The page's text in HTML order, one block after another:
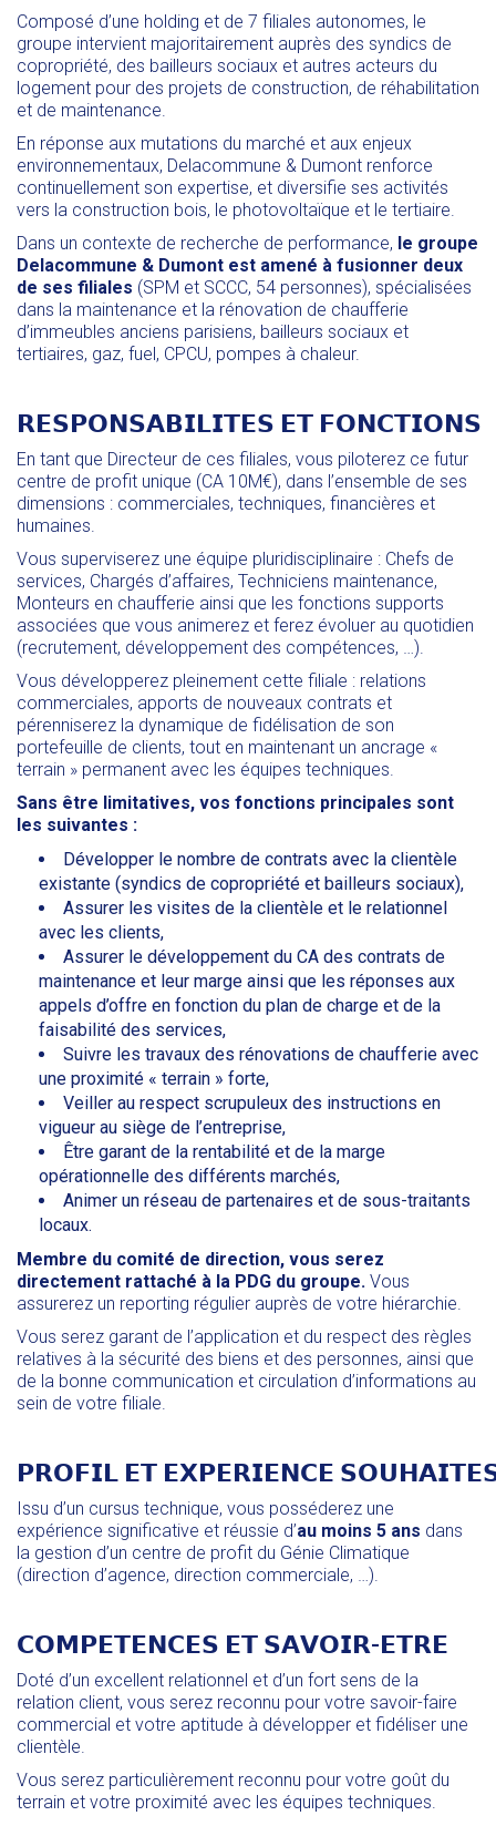
Composé d’une holding et de 7 filiales autonomes, le
groupe intervient majoritairement auprès des syndics de
copropriété, des bailleurs sociaux et autres acteurs du
logement pour des projets de construction, de réhabilitation
et de maintenance.
En réponse aux mutations du marché et aux enjeux
environnementaux, Delacommune & Dumont renforce
continuellement son expertise, et diversifie ses activités
vers la construction bois, le photovoltaïque et le tertiaire.
Dans un contexte de recherche de performance, le groupe
Delacommune & Dumont est amené à fusionner deux
de ses filiales (SPM et SCCC, 54 personnes), spécialisées
dans la maintenance et la rénovation de chaufferie
d’immeubles anciens parisiens, bailleurs sociaux et
tertiaires, gaz, fuel, CPCU, pompes à chaleur.
𝗥𝗘𝗦𝗣𝗢𝗡𝗦𝗔𝗕𝗜𝗟𝗜𝗧𝗘𝗦 𝗘𝗧 𝗙𝗢𝗡𝗖𝗧𝗜𝗢𝗡𝗦
En tant que Directeur de ces filiales, vous piloterez ce futur
centre de profit unique (CA 10M€), dans l’ensemble de ses
dimensions : commerciales, techniques, financières et
humaines.
Vous superviserez une équipe pluridisciplinaire : Chefs de
services, Chargés d’affaires, Techniciens maintenance,
Monteurs en chaufferie ainsi que les fonctions supports
associées que vous animerez et ferez évoluer au quotidien
(recrutement, développement des compétences, …).
Vous développerez pleinement cette filiale : relations
commerciales, apports de nouveaux contrats et
pérenniserez la dynamique de fidélisation de son
portefeuille de clients, tout en maintenant un ancrage «
terrain » permanent avec les équipes techniques.
Sans être limitatives, vos fonctions principales sont
les suivantes :
Développer le nombre de contrats avec la clientèle
existante (syndics de copropriété et bailleurs sociaux),
Assurer les visites de la clientèle et le relationnel
avec les clients,
Assurer le développement du CA des contrats de
maintenance et leur marge ainsi que les réponses aux
appels d’offre en fonction du plan de charge et de la
faisabilité des services,
Suivre les travaux des rénovations de chaufferie avec
une proximité « terrain » forte,
Veiller au respect scrupuleux des instructions en
vigueur au siège de l’entreprise,
Être garant de la rentabilité et de la marge
opérationnelle des différents marchés,
Animer un réseau de partenaires et de sous-traitants
locaux.
Membre du comité de direction, vous serez
directement rattaché à la PDG du groupe. Vous
assurerez un reporting régulier auprès de votre hiérarchie.
Vous serez garant de l’application et du respect des règles
relatives à la sécurité des biens et des personnes, ainsi que
de la bonne communication et circulation d’informations au
sein de votre filiale.
𝗣𝗥𝗢𝗙𝗜𝗟 𝗘𝗧 𝗘𝗫𝗣𝗘𝗥𝗜𝗘𝗡𝗖𝗘
Issu d’un cursus technique, vous posséderez une
expérience significative et réussie d’au moins 5 ans dans
la gestion d’un centre de profit du Génie Climatique
(direction d’agence, direction commerciale, …).
𝗖𝗢𝗠𝗣𝗘𝗧𝗘𝗡𝗖𝗘𝗦 𝗘𝗧 𝗦𝗔𝗩𝗢𝗜𝗥-𝗘𝗧𝗥𝗘
Doté d’un excellent relationnel et d’un fort sens de la
relation client, vous serez reconnu pour votre savoir-faire
commercial et votre aptitude à développer et fidéliser une
clientèle.
Vous serez particulièrement reconnu pour votre goût du
terrain et votre proximité avec les équipes techniques.